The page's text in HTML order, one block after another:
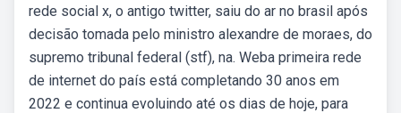
rede social x, o antigo twitter, saiu do ar no brasil após
decisão tomada pelo ministro alexandre de moraes, do
supremo tribunal federal (stf), na. Weba primeira rede
de internet do país está completando 30 anos em
2022 e continua evoluindo até os dias de hoje, para